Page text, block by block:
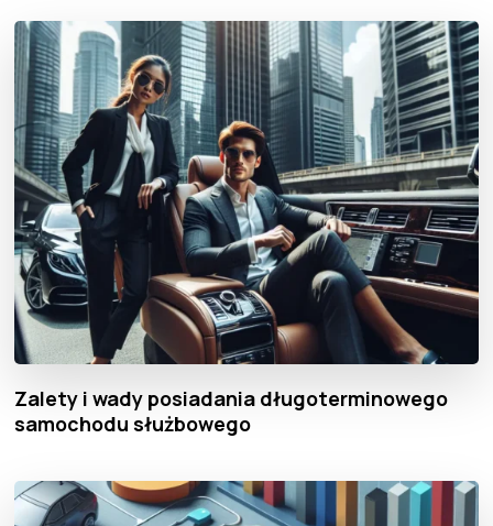
Zalety i wady posiadania długoterminowego
samochodu służbowego